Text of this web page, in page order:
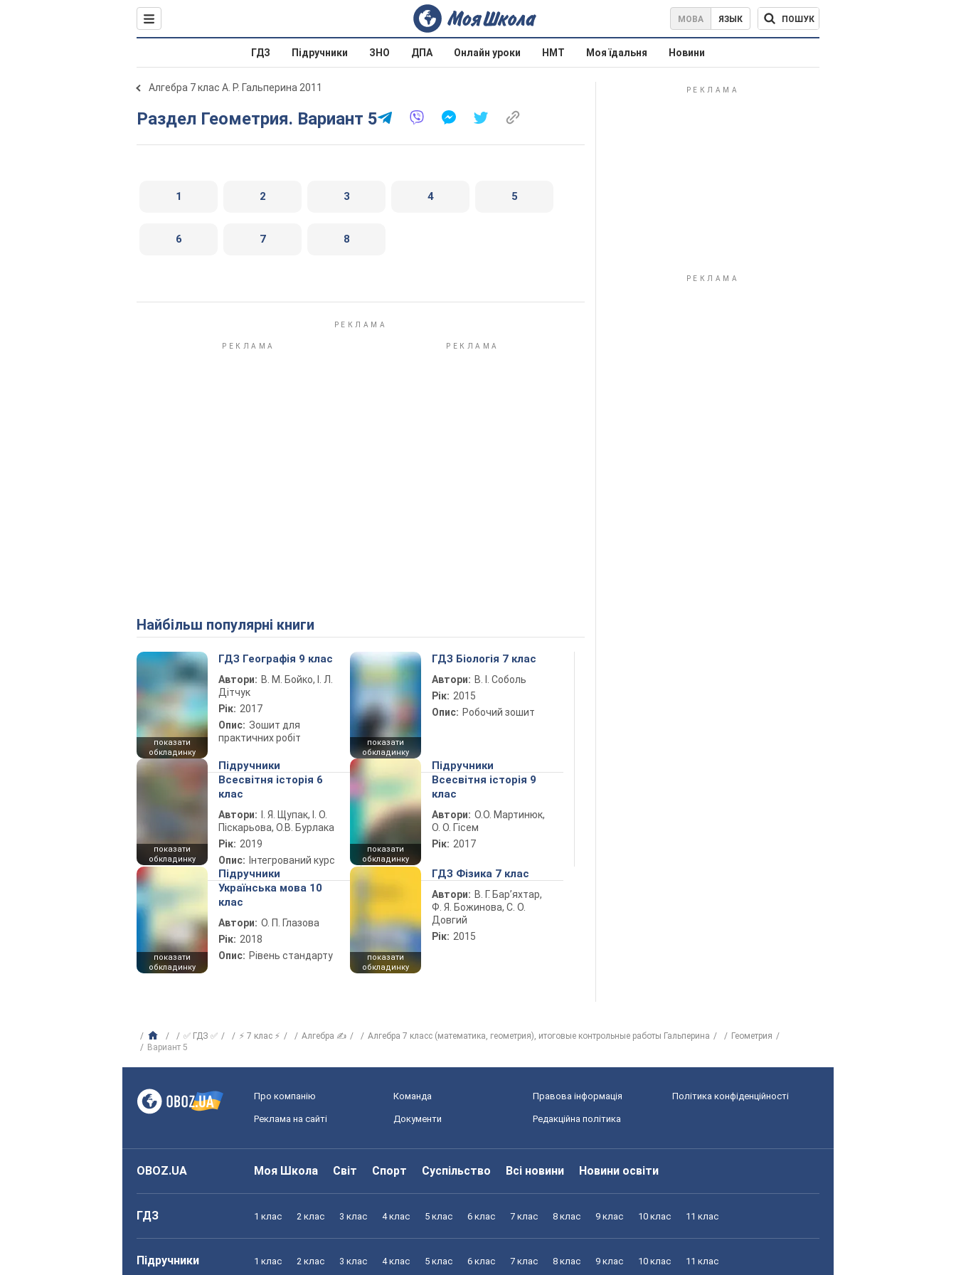
МОВА ЯЗЫК ПОШУК
ГДЗ Підручники ЗНО ДПА Онлайн уроки НМТ Моя їдальня Новини
Алгебра 7 клас А. Р. Гальперина 2011
Раздел Геометрия. Вариант 5
1 2 3 4 5
6 7 8
Найбільш популярні книги
показати
обкладинку
ГДЗ Географія 9 клас
Автори: В. М. Бойко, І. Л.
Дітчук
Рік: 2017
Опис: Зошит для
практичних робіт
показати
обкладинку
ГДЗ Біологія 7 клас
Автори: В. І. Соболь
Рік: 2015
Опис: Робочий зошит
показати
обкладинку
Підручники
Всесвітня історія 6
клас
Автори:
І. Я. Щупак, І. О.
Піскарьова, О.В. Бурлака
Рік: 2019
Опис: Інтегрований курс
показати
обкладинку
Підручники
Всесвітня історія 9
клас
Автори: О.О. Мартинюк,
О. О. Гісем
Рік: 2017
показати
обкладинку
Підручники
Українська мова 10
клас
Автори: О. П. Глазова
Рік: 2018
Опис: Рівень стандарту
показати
обкладинку
ГДЗ Фізика 7 клас
Автори: В. Г. Бар’яхтар,
Ф. Я. Божинова, С. О.
Довгий
Рік: 2015
✅ ГДЗ ✅ ⚡ 7 клас ⚡ Алгебра ✍ Алгебра 7 класс (математика, геометрия), итоговые контрольные работы Гальперина
Геометрия
Вариант 5
Про компанію Команда Правова інформація Політика конфіденційності
Реклама на сайті Документи Редакційна політика
OBOZ.UA Моя Школа Світ Спорт Суспільство Всі новини Новини освіти
ГДЗ 1 клас 2 клас 3 клас 4 клас 5 клас 6 клас 7 клас 8 клас 9 клас 10 клас 11 клас
Підручники 1 клас 2 клас 3 клас 4 клас 5 клас 6 клас 7 клас 8 клас 9 клас 10 клас 11 клас